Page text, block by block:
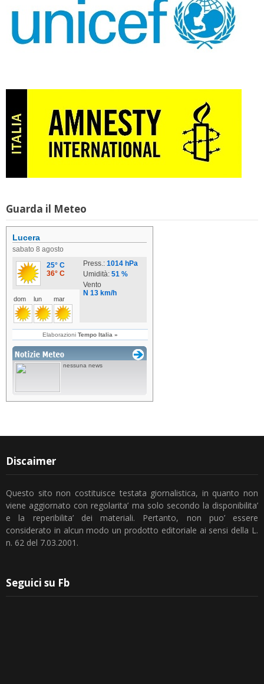
Guarda il Meteo
Discaimer
Questo sito non costituisce testata giornalistica, in quanto non
viene aggiornato con regolarita’ ma solo secondo la disponibilita’
e la reperibilita’ dei materiali. Pertanto, non puo’ essere
considerato in alcun modo un prodotto editoriale ai sensi della L.
n. 62 del 7.03.2001.
Seguici su Fb